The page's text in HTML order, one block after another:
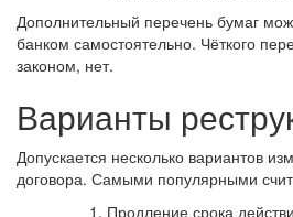
Дополнительный перечень бумаг
банком самостоятельно. Чёткого
законом, нет.
Варианты
Допускается несколько вариантов
договора. Самыми популярными
Продление срока